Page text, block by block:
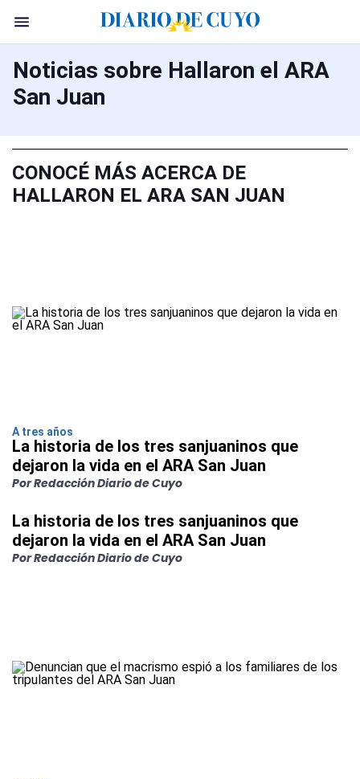
Noticias sobre Hallaron el ARA
San Juan
CONOCÉ MÁS ACERCA DE
HALLARON EL ARA SAN JUAN
A tres años
La historia de los tres sanjuaninos que
dejaron la vida en el ARA San Juan
Por Redacción Diario de Cuyo
La historia de los tres sanjuaninos que
dejaron la vida en el ARA San Juan
Por Redacción Diario de Cuyo